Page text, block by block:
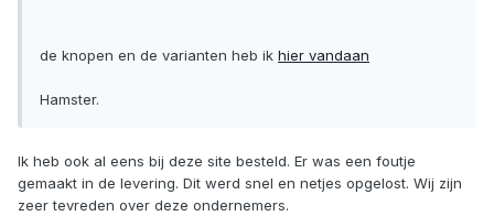
de knopen en de varianten heb ik hier vandaan
Hamster.
Ik heb ook al eens bij deze site besteld. Er was een foutje
gemaakt in de levering. Dit werd snel en netjes opgelost. Wij zijn
zeer tevreden over deze ondernemers.